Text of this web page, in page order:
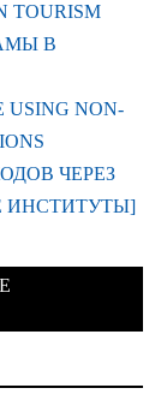
TOURISM
В
USING NON-
ЧЕРЕЗ